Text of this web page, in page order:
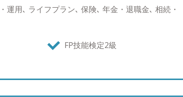
産運用（ゴールベースアプローチ）の提案が主流
実現にはやはり長期的にお客様を支える関係性
涯担当を実現できる立場にあり、自分がお客様
モチベーションの向上と健康を考え、休日と可能
運用､ ライフプラン､ 保険､ 年金・退職金､ 相続・
FP技能検定2級